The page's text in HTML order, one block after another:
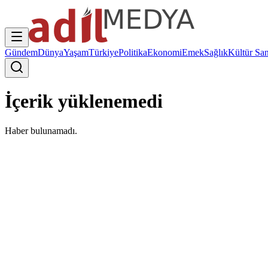
GündemDünyaYaşamTürkiyePolitikaEkonomiEmekSağlıkKültür
İçerik yüklenemedi
Haber bulunamadı.